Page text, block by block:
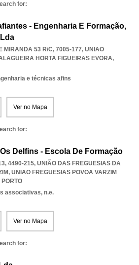
for:
- Engenharia E Formação,
MIRANDA 53 R/C, 7005-177, UNIAO
HORTA FIGUEIRAS EVORA,
e técnicas afins
Ver no Mapa
for:
Delfins - Escola De Formação
4490-215, UNIÃO DAS FREGUESIAS DA
, UNIAO FREGUESIAS POVOA VARZIM
PORTO
associativas, n.e.
Ver no Mapa
for: